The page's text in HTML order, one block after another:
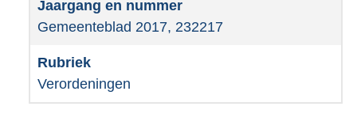
Gemeenteblad 2017, 232217
Verordeningen